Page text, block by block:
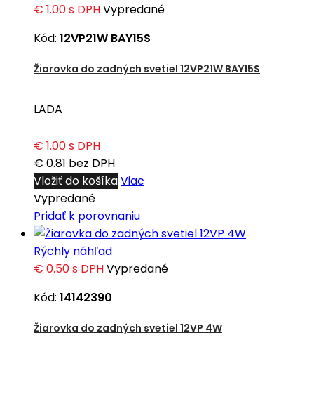
€ 1.00s DPHVypredané
Kód: 12VP21W BAY15S
Žiarovka do zadných svetiel 12VP21W BAY15S
LADA
€ 1.00s DPH
€ 0.81 bez DPH
Vložiť do košíkaViac
Vypredané
Pridať k porovnaniu
Rýchly náhľad
€ 0.50s DPHVypredané
Kód: 14142390
Žiarovka do zadných svetiel 12VP 4W